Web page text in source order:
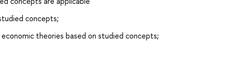
concepts;
theories based on studied concepts;